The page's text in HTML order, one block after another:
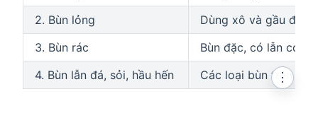
2. Bùn lỏng
Dùng xô và gầu để
3. Bùn rác
Bùn đặc, có lẫn cỏ
4. Bùn lẫn đá, sỏi, hầu hến
Các loại bùn trên có
⋮